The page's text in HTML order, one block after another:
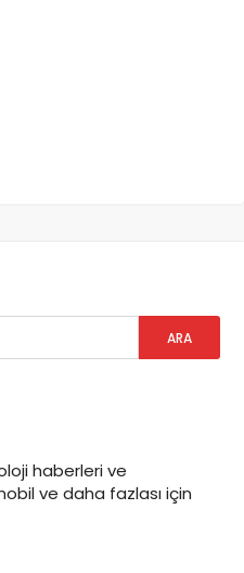
haberleri ve
ve daha fazlası için